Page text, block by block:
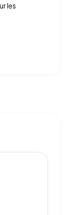
les